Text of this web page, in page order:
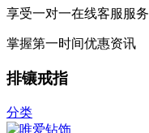
享受一对一在线客服服务
掌握第一时间优惠资讯
排镶戒指
分类